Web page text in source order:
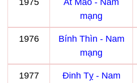
1975
Ất Mão - Nam
mạng
1976
Bính Thìn - Nam
mạng
1977
Đinh Tỵ - Nam